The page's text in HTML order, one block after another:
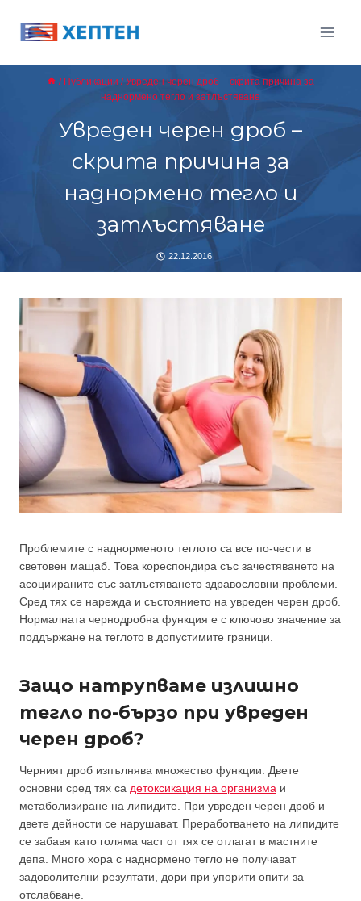
съдържанието
/ Публикации / Увреден черен дроб – скрита причина за
наднормено тегло и затлъстяване
Увреден черен дроб –
скрита причина за
наднормено тегло и
затлъстяване
22.12.2016
Проблемите с наднорменото теглото са все по-чести в
световен мащаб. Това кореспондира със зачестяването на
асоциираните със затлъстяването здравословни проблеми.
Сред тях се нарежда и състоянието на увреден черен дроб.
Нормалната чернодробна функция е с ключово значение за
поддържане на теглото в допустимите граници.
Защо натрупваме излишно
тегло по-бързо при увреден
черен дроб?
Черният дроб изпълнява множество функции. Двете
основни сред тях са детоксикация на организма и
метаболизиране на липидите. При увреден черен дроб и
двете дейности се нарушават. Преработването на липидите
се забавя като голяма част от тях се отлагат в мастните
депа. Много хора с наднормено тегло не получават
задоволителни резултати, дори при упорити опити за
отслабване.